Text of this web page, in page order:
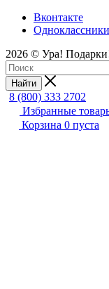
Вконтакте
Одноклассники
2026 © Ура!
Найти
8 (800) 333 2702
Избранные
Корзина 0 пуста